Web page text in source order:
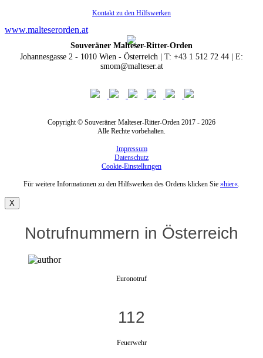
Kontakt zu den Hilfswerken
www.malteserorden.at
Souveräner Malteser-Ritter-Orden
Johannesgasse 2 - 1010 Wien - Österreich | T: +43 1 512 72 44 | E:
smom@malteser.at
Copyright © Souveräner Malteser-Ritter-Orden 2017 - 2026
Alle Rechte vorbehalten.
Impressum
Datenschutz
Cookie-Einstellungen
Für weitere Informationen zu den Hilfswerken des Ordens klicken Sie »hier«.
X
Notrufnummern in Österreich
Euronotruf
112
Feuerwehr